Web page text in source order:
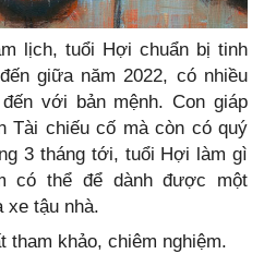
lịch, tuổi Hợi chuẩn bị tinh
giữa năm 2022, có nhiều
với bản mệnh. Con giáp
Tài chiếu cố mà còn có quý
3 tháng tới, tuổi Hợi làm gì
có thể để dành được một
xe tậu nhà.
tham khảo, chiêm nghiệm.